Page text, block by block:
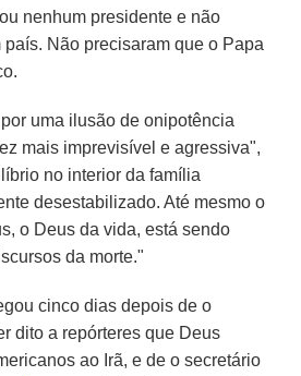
nenhum presidente e não
Não precisaram que o Papa
uma ilusão de onipotência
mais imprevisível e agressiva",
no interior da família
desestabilizado. Até mesmo o
o Deus da vida, está sendo
da morte."
cinco dias depois de o
dito a repórteres que Deus
ao Irã, e de o secretário